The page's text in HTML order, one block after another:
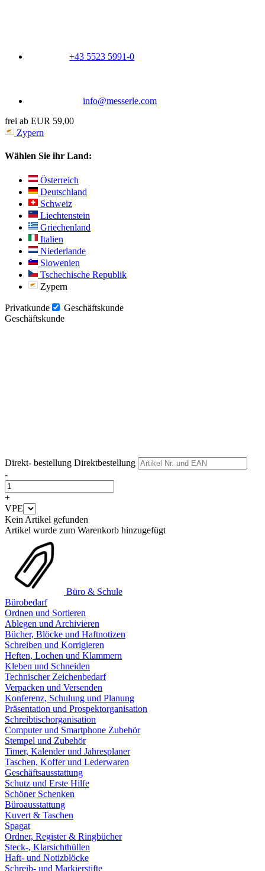
+43 5523 5991-0
info@messerle.com
frei ab EUR 59,00
Zypern
Wählen Sie ihr Land:
Österreich
Deutschland
Schweiz
Liechtenstein
Griechenland
Italien
Niederlande
Slowenien
Tschechische Republik
Zypern
Privatkunde
Geschäftskunde
Geschäftskunde
Direkt- bestellung Direktbestellung
-
+
VPE
Kein Artikel gefunden
Artikel wurde zum Warenkorb hinzugefügt
Büro & Schule
Bürobedarf
Ordnen und Sortieren
Ablegen und Archivieren
Bücher, Blöcke und Haftnotizen
Schreiben und Korrigieren
Heften, Lochen und Klammern
Kleben und Schneiden
Technischer Zeichenbedarf
Verpacken und Versenden
Konferenz, Schulung und Planung
Präsentation und Prospektorganisation
Schreibtischorganisation
Computer und Smartphone Zubehör
Stempel und Zubehör
Timer, Kalender und Jahresplaner
Taschen, Koffer und Lederwaren
Geschäftsausstattung
Schutz und Erste Hilfe
Schöner Schenken
Büroausstattung
Kuvert & Taschen
Spagat
Ordner, Register & Ringbücher
Steck-, Klarsichthüllen
Haft- und Notizblöcke
Schreib- und Markierstifte